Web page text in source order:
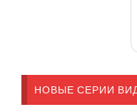
НОВЫЕ СЕРИИ